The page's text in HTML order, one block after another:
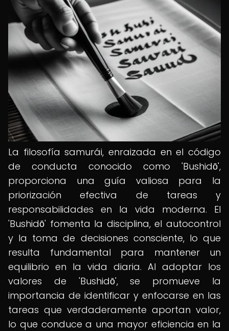
La filosofía samurái, enraizada en el código
de conducta conocido como 'Bushidō',
proporciona una guía valiosa para la
priorización efectiva de tareas y
responsabilidades en la vida moderna. El
'Bushidō' fomenta la disciplina, el autocontrol
y la toma de decisiones consciente, lo que
resulta fundamental para mantener un
equilibrio en la vida diaria. Al adoptar los
valores de 'Bushidō', se promueve la
importancia de identificar y enfocarse en las
tareas que verdaderamente aportan valor,
lo que conduce a una mayor eficiencia en la